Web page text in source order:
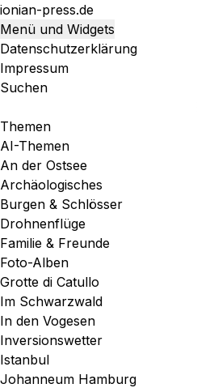
Zum
Inhalt
springen
ionian-press.de
Menü und Widgets
Datenschutzerklärung
Impressum
Suchen
Themen
AI-Themen
An der Ostsee
Archäologisches
Burgen & Schlösser
Drohnenflüge
Familie & Freunde
Foto-Alben
Grotte di Catullo
Im Schwarzwald
In den Vogesen
Inversionswetter
Istanbul
Johanneum Hamburg